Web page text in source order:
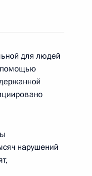
для людей
помощью
нарушений